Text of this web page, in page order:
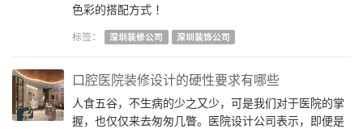
色彩的搭配方式 ！
标签： 深圳装修公司 深圳装饰公司
口腔医院装修设计的硬性要求有哪些
人食五谷，不生病的少之又少，可是我们对于医院的掌
握，也仅仅来去匆匆几瞥。医院设计公司表示，即便是